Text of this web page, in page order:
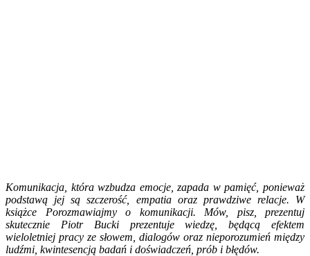
Komunikacja, która wzbudza emocje, zapada w pamięć, ponieważ
podstawą jej są szczerość, empatia oraz prawdziwe relacje. W
książce Porozmawiajmy o komunikacji. Mów, pisz, prezentuj
skutecznie
Piotr Bucki prezentuje wiedzę, będącą efektem
wieloletniej pracy ze słowem, dialogów oraz nieporozumień między
ludźmi, kwintesencją badań i doświadczeń, prób i błędów.